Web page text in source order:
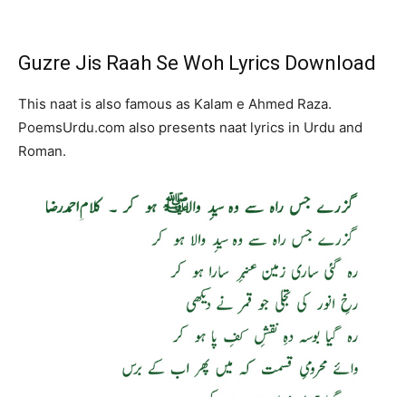
Guzre Jis Raah Se Woh Lyrics Download
This naat is also famous as Kalam e Ahmed Raza.
PoemsUrdu.com also presents naat lyrics in Urdu and
Roman.